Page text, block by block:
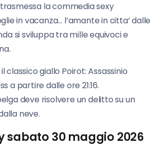
la commedia sexy
in vacanza… l’amante in citta’ dalle
si sviluppa tra mille equivoci e
classico giallo Poirot: Assassinio
a partire dalle ore 21:16.
deve risolvere un delitto su un
neve.
sabato 30 maggio 2026